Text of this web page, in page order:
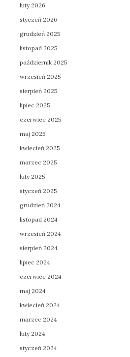
luty 2026
styczeń 2026
grudzień 2025
listopad 2025
październik 2025
wrzesień 2025
sierpień 2025
lipiec 2025
czerwiec 2025
maj 2025
kwiecień 2025
marzec 2025
luty 2025
styczeń 2025
grudzień 2024
listopad 2024
wrzesień 2024
sierpień 2024
lipiec 2024
czerwiec 2024
maj 2024
kwiecień 2024
marzec 2024
luty 2024
styczeń 2024